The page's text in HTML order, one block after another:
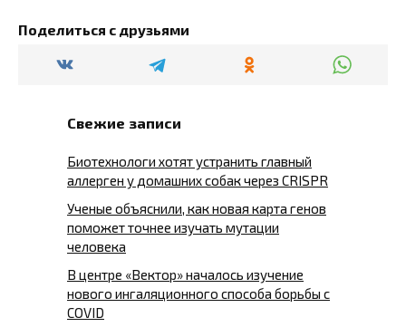
Поделиться с друзьями
Свежие записи
Биотехнологи хотят устранить главный
аллерген у домашних собак через CRISPR
Ученые объяснили, как новая карта генов
поможет точнее изучать мутации
человека
В центре «Вектор» началось изучение
нового ингаляционного способа борьбы с
COVID